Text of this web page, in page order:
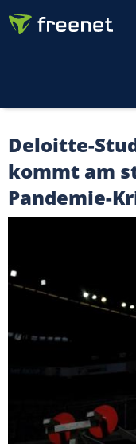
Deloitte-
kommt am
Pandemie-